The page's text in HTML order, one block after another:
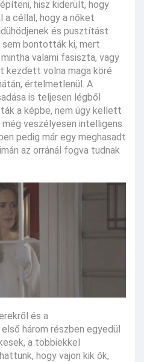
hisz kiderült, hogy
a céllal, hogy a nőket
és pusztítást
sem bontották ki, mert
valami fasiszta, vagy
kezdett volna maga köré
értelmetlenül. A
is teljesen légből
a képbe, nem úgy kellett
veszélyesen intelligens
pedig már egy meghasadt
az orránál fogva tudnak
és a
három részben egyedül
a többiekkel
hogy vajon kik ők,